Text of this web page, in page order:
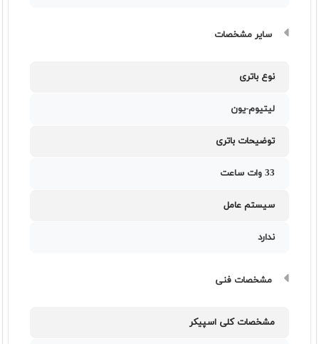
سایر مشخصات
نوع باتری
لیتیوم-یون
توضیحات باتری
33 وات ساعت
سیستم عامل
ندارد
مشخصات فنی
مشخصات کلی اسپیکر